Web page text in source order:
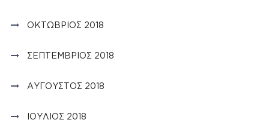
ΟΚΤΏΒΡΙΟΣ 2018
ΣΕΠΤΈΜΒΡΙΟΣ 2018
ΑΎΓΟΥΣΤΟΣ 2018
ΙΟΎΛΙΟΣ 2018